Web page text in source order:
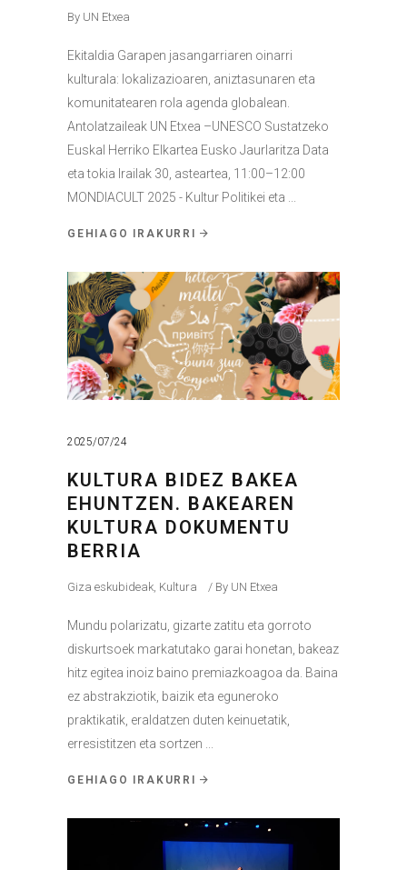
By UN Etxea
Ekitaldia Garapen jasangarriaren oinarri
kulturala: lokalizazioaren, aniztasunaren eta
komunitatearen rola agenda globalean.
Antolatzaileak UN Etxea –UNESCO Sustatzeko
Euskal Herriko Elkartea Eusko Jaurlaritza Data
eta tokia Irailak 30, asteartea, 11:00–12:00
MONDIACULT 2025 - Kultur Politikei eta
GEHIAGO IRAKURRI
2025/07/24
KULTURA BIDEZ BAKEA
EHUNTZEN. BAKEAREN
KULTURA DOKUMENTU
BERRIA
Giza eskubideak Kultura By UN Etxea
Mundu polarizatu, gizarte zatitu eta gorroto
diskurtsoek markatutako garai honetan, bakeaz
hitz egitea inoiz baino premiazkoagoa da. Baina
ez abstrakziotik, baizik eta eguneroko
praktikatik, eraldatzen duten keinuetatik,
erresistitzen eta sortzen
GEHIAGO IRAKURRI